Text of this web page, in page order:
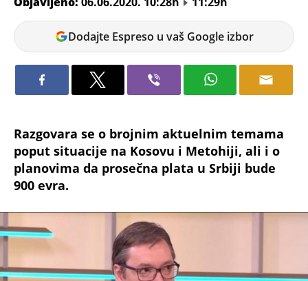
Jelena
Janjic
Dodajte Espreso u vaš Google izbor
Razgovara se o brojnim aktuelnim temama
poput situacije na Kosovu i Metohiji, ali i o
planovima da prosečna plata u Srbiji bude
900 evra.